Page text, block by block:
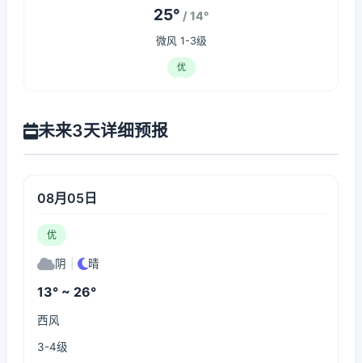
25° / 14°
微风 1-3级
优
未来3天详细预报
08月05日
优
阴 晴
13° ~ 26°
西风
3-4级